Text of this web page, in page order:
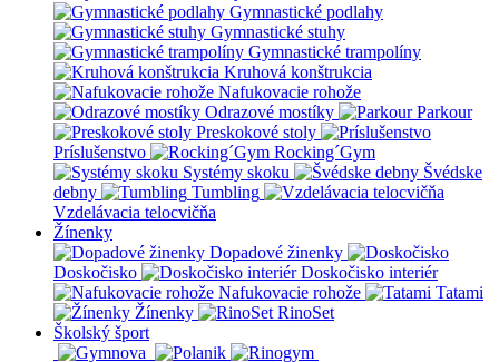
Gymnastické podlahy
Gymnastické stuhy
Gymnastické trampolíny
Kruhová konštrukcia
Nafukovacie rohože
Odrazové mostíky
Parkour
Preskokové stoly
Príslušenstvo
Rocking´Gym
Systémy skoku
Švédske
debny
Tumbling
Vzdelávacia telocvičňa
Žínenky
Dopadové žinenky
Doskočisko
Doskočisko interiér
Nafukovacie rohože
Tatami
Žínenky
RinoSet
Školský šport